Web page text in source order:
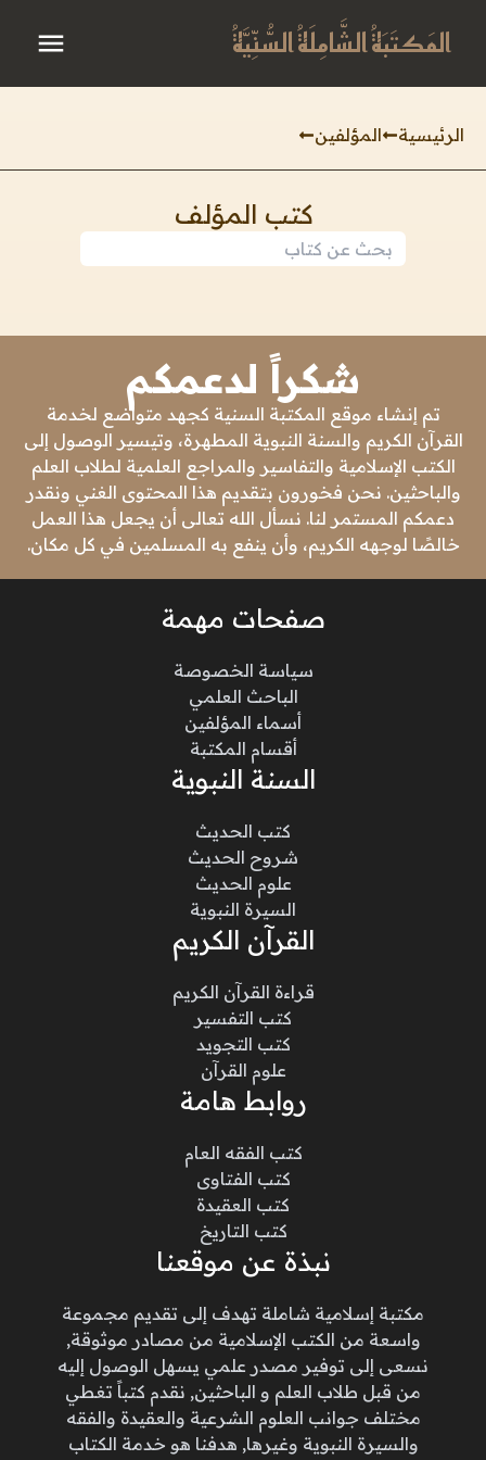
المَكتَبَةُ الشَّامِلَةُ السُّنِّيَّةُ
الرئيسية المؤلفين
كتب المؤلف
شكراً لدعمكم
تم إنشاء موقع المكتبة السنية كجهد متواضع لخدمة
القرآن الكريم والسنة النبوية المطهرة، وتيسير الوصول إلى
الكتب الإسلامية والتفاسير والمراجع العلمية لطلاب العلم
والباحثين. نحن فخورون بتقديم هذا المحتوى الغني ونقدر
دعمكم المستمر لنا. نسأل الله تعالى أن يجعل هذا العمل
خالصًا لوجهه الكريم، وأن ينفع به المسلمين في كل مكان.
صفحات مهمة
سياسة الخصوصة
الباحث العلمي
أسماء المؤلفين
أقسام المكتبة
السنة النبوية
كتب الحديث
شروح الحديث
علوم الحديث
السيرة النبوية
القرآن الكريم
قراءة القرآن الكريم
كتب التفسير
كتب التجويد
علوم القرآن
روابط هامة
كتب الفقه العام
كتب الفتاوى
كتب العقيدة
كتب التاريخ
نبذة عن موقعنا
مكتبة إسلامية شاملة تهدف إلى تقديم مجموعة
واسعة من الكتب الإسلامية من مصادر موثوقة,
نسعى إلى توفير مصدر علمي يسهل الوصول إليه
من قبل طلاب العلم و الباحثين, نقدم كتباً تغطي
مختلف جوانب العلوم الشرعية والعقيدة والفقه
والسيرة النبوية وغيرها, هدفنا هو خدمة الكتاب